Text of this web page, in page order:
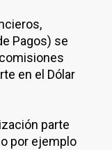
Pagos) se
en el Dólar
parte
por ejemplo